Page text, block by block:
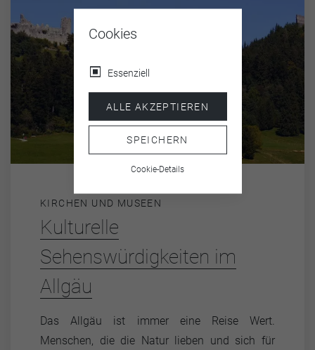
KIRCHEN UND MUSEEN
Kulturelle
Sehenswürdigkeiten im
Allgäu
Das Allgäu ist immer eine Reise Wert.
Menschen, die die Natur lieben und sich für
Cookies
Essenziell
ALLE AKZEPTIEREN
SPEICHERN
Cookie-Details